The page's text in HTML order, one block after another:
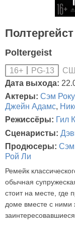
Poltergeist
16+ PG-13
Дата выхода:
Актеры: Сэм
Джейн Адамс,
Режиссёры: Гил
Сценаристы:
Продюсеры:
Рой Ли
Ремейк
обычная
стоит на месте, где
доме вместе с ними